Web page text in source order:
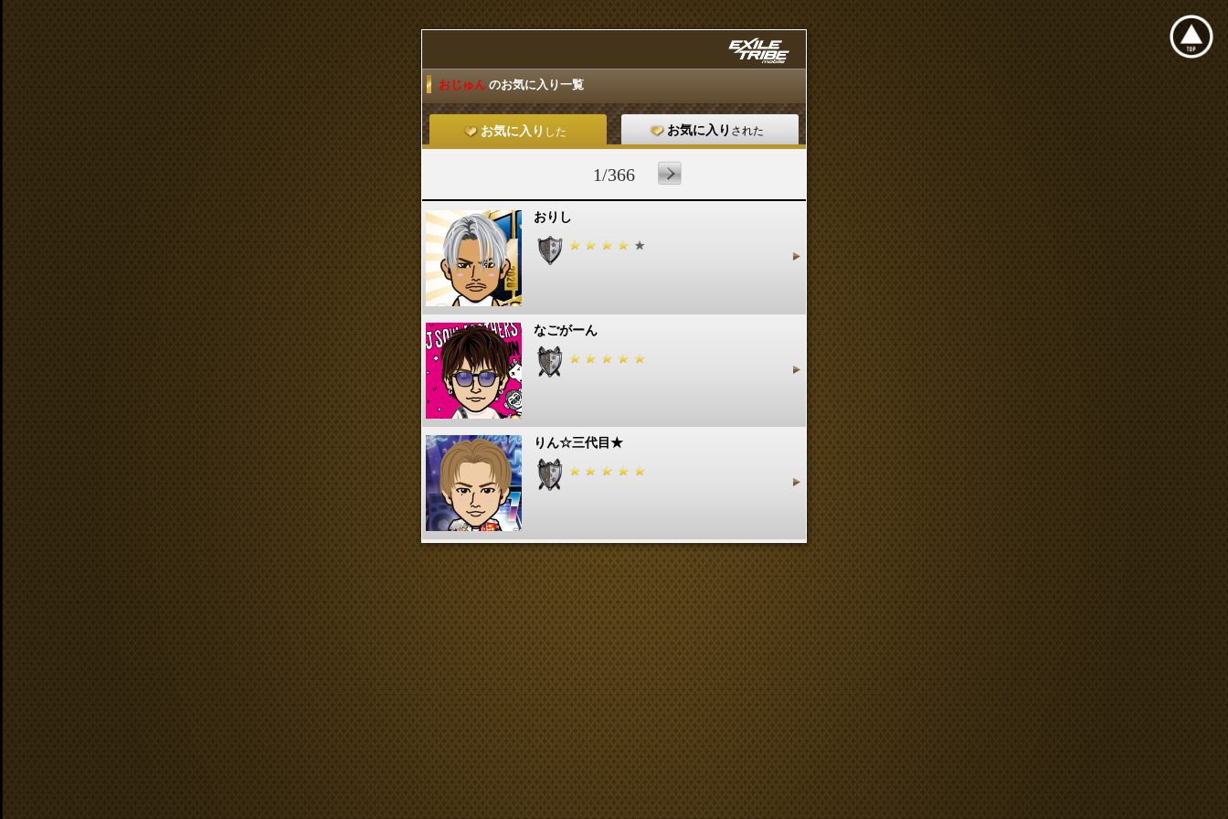
おじゅん のお気に入り一覧
お気に入り した お気に入り された
1/366
おりし
なごがーん
りん☆三代目★
Naoto-0830
3jsbmimi
すすみ